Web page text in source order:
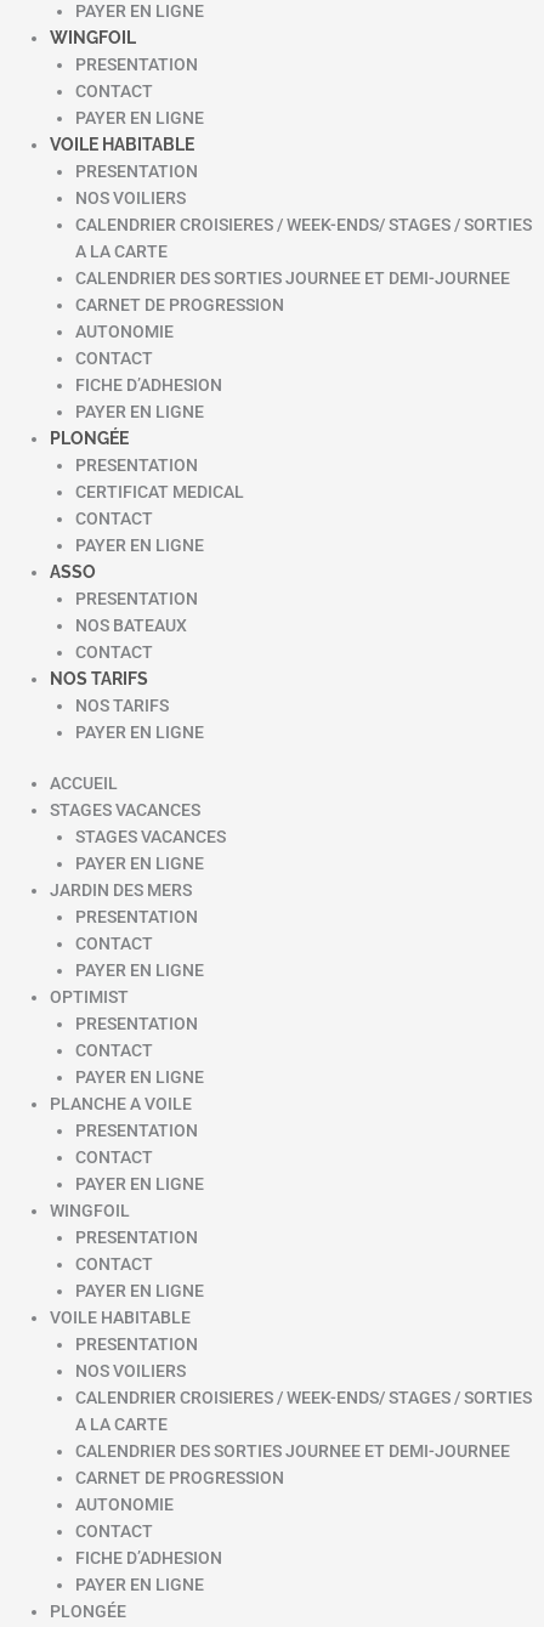
PAYER EN LIGNE
WINGFOIL
PRESENTATION
CONTACT
PAYER EN LIGNE
VOILE HABITABLE
PRESENTATION
NOS VOILIERS
CALENDRIER CROISIERES / WEEK-ENDS/ STAGES / SORTIES
A LA CARTE
CALENDRIER DES SORTIES JOURNEE ET DEMI-JOURNEE
CARNET DE PROGRESSION
AUTONOMIE
CONTACT
FICHE D’ADHESION
PAYER EN LIGNE
PLONGÉE
PRESENTATION
CERTIFICAT MEDICAL
CONTACT
PAYER EN LIGNE
ASSO
PRESENTATION
NOS BATEAUX
CONTACT
NOS TARIFS
NOS TARIFS
PAYER EN LIGNE
ACCUEIL
STAGES VACANCES
STAGES VACANCES
PAYER EN LIGNE
JARDIN DES MERS
PRESENTATION
CONTACT
PAYER EN LIGNE
OPTIMIST
PRESENTATION
CONTACT
PAYER EN LIGNE
PLANCHE A VOILE
PRESENTATION
CONTACT
PAYER EN LIGNE
WINGFOIL
PRESENTATION
CONTACT
PAYER EN LIGNE
VOILE HABITABLE
PRESENTATION
NOS VOILIERS
CALENDRIER CROISIERES / WEEK-ENDS/ STAGES / SORTIES
A LA CARTE
CALENDRIER DES SORTIES JOURNEE ET DEMI-JOURNEE
CARNET DE PROGRESSION
AUTONOMIE
CONTACT
FICHE D’ADHESION
PAYER EN LIGNE
PLONGÉE